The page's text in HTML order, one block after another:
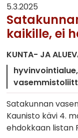
5.3.2025
kaikille, ei
KUNTA- JA
hyvinvointialue
Satakunnan
Kaunisto kävi 4.
ehdokkaan listan